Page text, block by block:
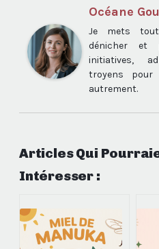
Océane
Je mets
dénicher et
initiatives,
troyens
autrement.
Articles Qui
Intéresser :